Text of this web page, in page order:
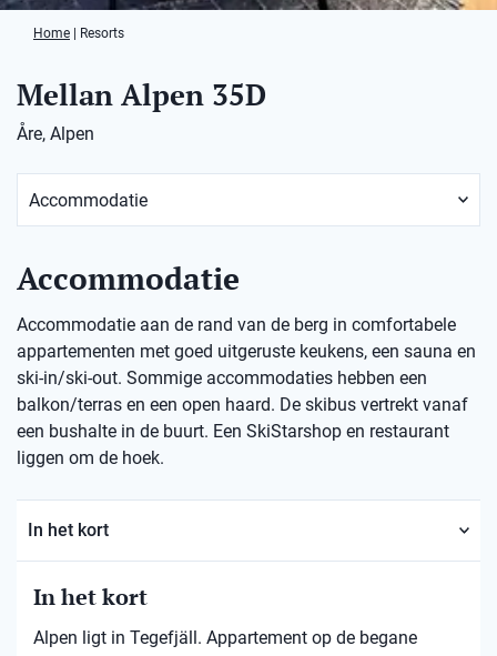
Home Resorts
Mellan Alpen 35D
Åre, Alpen
Accommodatie
Accommodatie aan de rand van de berg in comfortabele
appartementen met goed uitgeruste keukens, een sauna en
ski-in/ski-out. Sommige accommodaties hebben een
balkon/terras en een open haard. De skibus vertrekt vanaf
een bushalte in de buurt. Een SkiStarshop en restaurant
liggen om de hoek.
In het kort
In het kort
Alpen ligt in Tegefjäll. Appartement op de begane